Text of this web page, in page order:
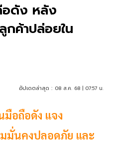
อดัง หลัง
ค้าปล่อยใน
อัปเดตล่าสุด : 08 ส.ค. 68 | 07:57 น.
มือถือดัง แจง
มั่นคงปลอดภัย และ